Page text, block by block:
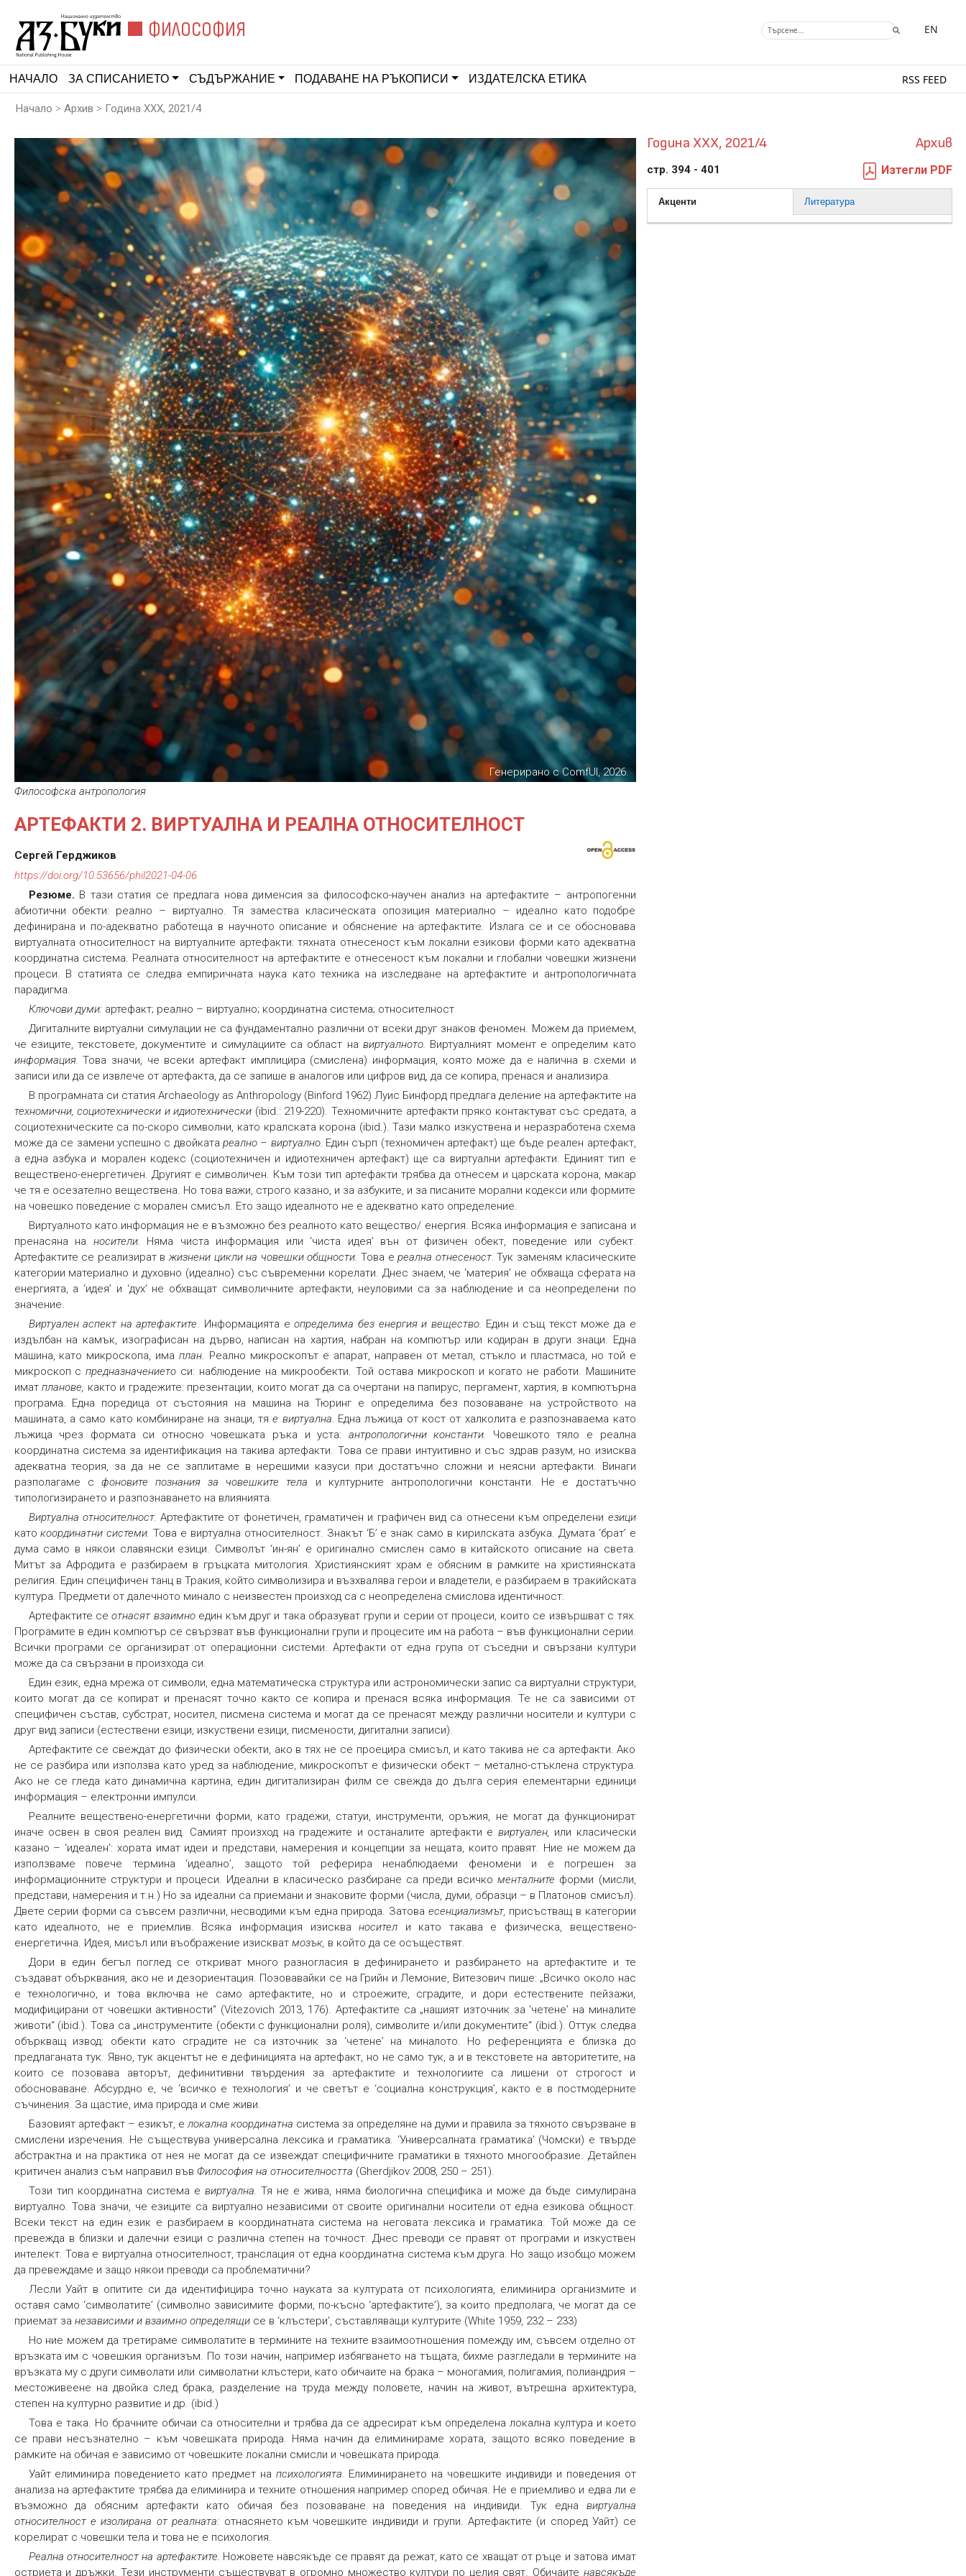
ФИЛОСОФИЯ EN
НАЧАЛО ЗА СПИСАНИЕТО СЪДЪРЖАНИЕ ПОДАВАНЕ НА РЪКОПИСИ ИЗДАТЕЛСКА ЕТИКА RSS FEED
Начало > Архив > Година XXX, 2021/4
Генерирано с ComfUI, 2026.
Философска антропология
АРТЕФАКТИ 2. ВИРТУАЛНА И РЕАЛНА ОТНОСИТЕЛНОСТ
Сергей Герджиков
https://doi.org/10.53656/phil2021-04-06
Резюме. В тази статия се предлага нова дименсия за философско-научен анализ на артефактите – антропогенни
абиотични обекти: реално – виртуално. Тя замества класическата опозиция материално – идеално като подобре
дефинирана и по-адекватно работеща в научното описание и обяснение на артефактите. Излага се и се обосновава
виртуалната относителност на виртуалните артефакти: тяхната отнесеност към локални езикови форми като адекватна
координатна система. Реалната относителност на артефактите е отнесеност към локални и глобални човешки жизнени
процеси. В статията се следва емпиричната наука като техника на изследване на артефактите и антропологичната
парадигма.
Ключови думи: артефакт; реално – виртуално; координатна система; относителност
Дигиталните виртуални симулации не са фундаментално различни от всеки друг знаков феномен. Можем да приемем,
че езиците, текстовете, документите и симулациите са област навиртуалното. Виртуалният момент е определим като
информация.Това значи, че всеки артефакт имплицира (смислена) информация, която може да е налична в схеми и
записи или да се извлече от артефакта, да се запише в аналогов или цифров вид, да се копира, пренася и анализира.
В програмната си статия Archaeology as Anthropology (Binford 1962) Луис Бинфорд предлага деление на артефактите на
техномични, социотехнически и идиотехнически (ibid.: 219-220). Техномичните артефакти пряко контактуват със средата, а
социотехническите са по-скоро символни, като кралската корона (ibid.). Тази малко изкуствена и неразработена схема
може да се замени успешно с двойката реално – виртуално. Един сърп (техномичен артефакт) ще бъде реален артефакт,
а една азбука и морален кодекс (социотехничен и идиотехничен артефакт) ще са виртуални артефакти. Единият тип е
веществено-енергетичен. Другият е символичен. Към този тип артефакти трябва да отнесем и царската корона, макар
че тя е осезателно веществена. Но това важи, строго казано, и за азбуките, и за писаните морални кодекси или формите
на човешко поведение с морален смисъл. Ето защо идеалното не е адекватно като определение.
Виртуалното като информация не е възможно без реалното като вещество/ енергия. Всяка информация е записана и
пренасяна на носители. Няма чиста информация или ‘чиста идея’ вън от физичен обект, поведение или субект.
Артефактите се реализират вжизнени цикли на човешки общности. Това ереална отнесеност.Тук заменям класическите
категории материално и духовно (идеално) със съвременни корелати. Днес знаем, че ‘материя’ не обхваща сферата на
енергията, а ‘идея’ и ‘дух’ не обхващат символичните артефакти, неуловими са за наблюдение и са неопределени по
значение.
Виртуален аспект на артефактите. Информацията еопределима без енергия и вещество. Един и същ текст може да е
издълбан на камък, изографисан на дърво, написан на хартия, набран на компютър или кодиран в други знаци. Една
машина, като микроскопа, имаплан. Реално микроскопът е апарат, направен от метал, стъкло и пластмаса, но той е
микроскоп спредназначението си: наблюдение на микрообекти. Той остава микроскоп и когато не работи. Машините
иматпланове, както и градежите: презентации, които могат да са очертани на папирус, пергамент, хартия, в компютърна
програма. Една поредица от състояния на машина на Тюринг е определима без позоваване на устройството на
машината, а само като комбиниране на знаци, тяе виртуална. Една лъжица от кост от халколита е разпознаваема като
лъжица чрез формата си относно човешката ръка и уста: антропологични константи. Човешкото тяло е реална
координатна система за идентификация на такива артефакти. Това се прави интуитивно и със здрав разум, но изисква
адекватна теория, за да не се заплитаме в нерешими казуси при достатъчно сложни и неясни артефакти. Винаги
разполагаме с фоновите познания за човешките тела и културните антропологични константи. Не е достатъчно
типологизирането и разпознаването на влиянията.
Виртуална относителност.Артефактите от фонетичен, граматичен и графичен вид са отнесени към определени езици
като координатни системи.Това е виртуална относителност. Знакът ‘Б’ е знак само в кирилската азбука. Думата ‘брат’ е
дума само в някои славянски езици. Символът ‘ин-ян’ е оригинално смислен само в китайското описание на света.
Митът за Афродита е разбираем в гръцката митология. Християнският храм е обясним в рамките на християнската
религия. Един специфичен танц в Тракия, който символизира и възхвалява герои и владетели, е разбираем в тракийската
култура. Предмети от далечното минало с неизвестен произход са с неопределена смислова идентичност.
Артефактите сеотнасят взаимноедин към друг и така образуват групи и серии от процеси, които се извършват с тях.
Програмите в един компютър се свързват във функционални групи и процесите им на работа – във функционални серии.
Всички програми се организират от операционни системи. Артефакти от една група от съседни и свързани култури
може да са свързани в произхода си.
Един език, една мрежа от символи, една математическа структура или астрономически запис са виртуални структури,
които могат да се копират и пренасят точно както се копира и пренася всяка информация. Те не са зависими от
специфичен състав, субстрат, носител, писмена система и могат да се пренасят между различни носители и култури с
друг вид записи (естествени езици, изкуствени езици, писмености, дигитални записи).
Артефактите се свеждат до физически обекти, ако в тях не се проецира смисъл, и като такива не са артефакти. Ако
не се разбира или използва като уред за наблюдение, микроскопът е физически обект – метално-стъклена структура.
Ако не се гледа като динамична картина, един дигитализиран филм се свежда до дълга серия елементарни единици
информация – електронни импулси.
Реалните веществено-енергетични форми, като градежи, статуи, инструменти, оръжия, не могат да функционират
иначе освен в своя реален вид. Самият произход на градежите и останалите артефакти е виртуален, или класически
казано – ‘идеален’: хората имат идеи и представи, намерения и концепции за нещата, които правят. Ние не можем да
използваме повече термина ‘идеално’, защото той реферира ненаблюдаеми феномени и е погрешен за
информационните структури и процеси. Идеални в класическо разбиране са преди всичкоменталните форми (мисли,
представи, намерения и т.н.) Но за идеални са приемани и знаковите форми (числа, думи, образци – в Платонов смисъл).
Двете серии форми са съвсем различни, несводими към една природа. Затова есенциализмът, присъстващ в категории
като идеалното, не е приемлив. Всяка информация изискваносител и като такава е физическа, веществено-
енергетична. Идея, мисъл или въображение изискват мозък, в който да се осъществят.
Дори в един бегъл поглед се откриват много разногласия в дефинирането и разбирането на артефактите и те
създават обърквания, ако не и дезориентация. Позовавайки се на Грийн и Лемоние, Витезович пише: „Всичко около нас
е технологично, и това включва не само артефактите, но и строежите, сградите, и дори естествените пейзажи,
модифицирани от човешки активности“ (Vitezovich 2013, 176). Артефактите са „нашият източник за ‘четене’ на миналите
животи“ (ibid.). Това са „инструментите (обекти с функционални роля), символите и/или документите“ (ibid.). Оттук следва
объркващ извод: обекти като сградите не са източник за ‘четене’ на миналото. Но референцията е близка до
предлаганата тук. Явно, тук акцентът не е дефиницията на артефакт, но не само тук, а и в текстовете на авторитетите, на
които се позовава авторът, дефинитивни твърдения за артефактите и технологиите са лишени от строгост и
обосноваване. Абсурдно е, че ‘всичко е технология’ и че светът е ‘социална конструкция’, както е в постмодерните
съчинения. За щастие, има природа и сме живи.
Базовият артефакт – езикът, елокална координатна система за определяне на думи и правила за тяхното свързване в
смислени изречения. Не съществува универсална лексика и граматика. ‘Универсалната граматика’ (Чомски) е твърде
абстрактна и на практика от нея не могат да се извеждат специфичните граматики в тяхното многообразие. Детайлен
критичен анализ съм направил във Философия на относителността (Gherdjikov 2008, 250 – 251).
Този тип координатна система е виртуална. Тя не е жива, няма биологична специфика и може да бъде симулирана
виртуално. Това значи, че езиците са виртуално независими от своите оригинални носители от една езикова общност.
Всеки текст на един език е разбираем в координатната система на неговата лексика и граматика. Той може да се
превежда в близки и далечни езици с различна степен на точност. Днес преводи се правят от програми и изкуствен
интелект. Това е виртуална относителност, транслация от една координатна система към друга. Но защо изобщо можем
да превеждаме и защо някои преводи са проблематични?
Лесли Уайт в опитите си да идентифицира точно науката за културата от психологията, елиминира организмите и
оставя само ‘символатите’ (символно зависимите форми, по-късно ‘артефактите’), за които предполага, че могат да се
приемат за независими и взаимно определящи се в ‘клъстери’, съставляващи културите (White 1959, 232 – 233)
Но ние можем да третираме символатите в термините на техните взаимоотношения помежду им, съвсем отделно от
връзката им с човешкия организъм. По този начин, например избягването на тъщата, бихме разгледали в термините на
връзката му с други символати или символатни клъстери, като обичаите на брака – моногамия, полигамия, полиандрия –
местоживеене на двойка след брака, разделение на труда между половете, начин на живот, вътрешна архитектура,
степен на културно развитие и др. (ibid.)
Това е така. Но брачните обичаи са относителни и трябва да се адресират към определена локална култура и което
се прави несъзнателно – към човешката природа. Няма начин да елиминираме хората, защото всяко поведение в
рамките на обичая е зависимо от човешките локални смисли и човешката природа.
Уайт елиминира поведението като предмет напсихологията. Елиминирането на човешките индивиди и поведения от
анализа на артефактите трябва да елиминира и техните отношения например според обичая. Не е приемливо и едва ли е
възможно да обясним артефакти като обичая без позоваване на поведения на индивиди. Тук една виртуална
относителност е изолирана от реалната: отнасянето към човешките индивиди и групи. Артефактите (и според Уайт) се
корелират с човешки тела и това не е психология.
Реална относителност на артефактите. Ножовете навсякъде се правят да режат, като се хващат от ръце и затова имат
остриета и дръжки. Тези инструменти съществуват в огромно множество култури по целия свят. Обичаите навсякъде
Година XXX, 2021/4 Архив
стр. 394 - 401 Изтегли PDF
Акценти Литература